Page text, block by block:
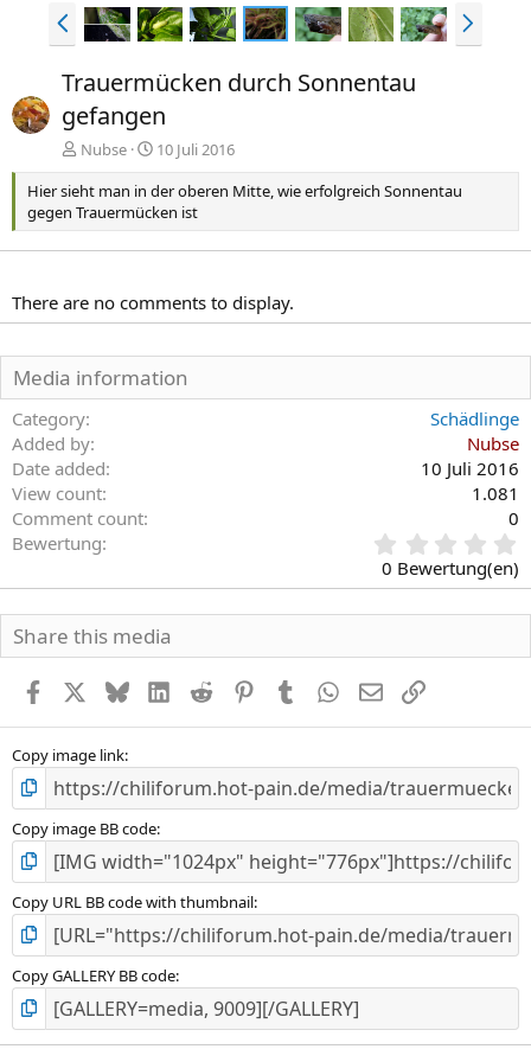
V
o
h
e
r
i
g
e
N
ä
Trauermücken durch Sonnentau
gefangen
Nubse
10 Juli 2016
Hier sieht man in der oberen Mitte, wie erfolgreich Sonnentau
gegen Trauermücken ist
There are no comments to display.
Media information
Category
Schädlinge
Added by
Nubse
Date added
10 Juli 2016
View count
1.081
Comment count
0
Bewertung
0
(
)
0 Bewertung(en)
Share this media
Facebook BlueskyLinkedInReddit PinterestTumblr WhatsApp
E-MailLink
Copy image link
Copy image BB code
Copy URL BB code with thumbnail
Copy GALLERY BB code